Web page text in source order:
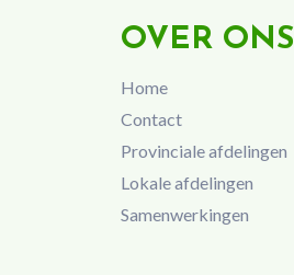
OVER ONS
Home
Contact
Provinciale afdelingen
Lokale afdelingen
Samenwerkingen